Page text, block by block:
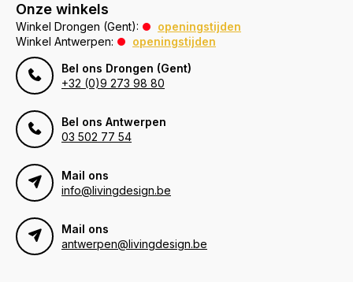
Onze winkels
Winkel Drongen (Gent):
openingstijden
Winkel Antwerpen:
openingstijden
Bel ons Drongen (Gent)
+32 (0)9 273 98 80
Bel ons Antwerpen
03 502 77 54
Mail ons
info@livingdesign.be
Mail ons
antwerpen@livingdesign.be